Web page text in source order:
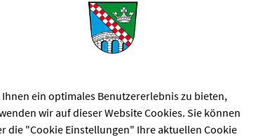
VCF-Visitenkartendatei downloaden
Ihnen ein optimales Benutzererlebnis zu bieten,
wir auf dieser Website Cookies. Sie können
die "Cookie Einstellungen" Ihre aktuellen Cookie